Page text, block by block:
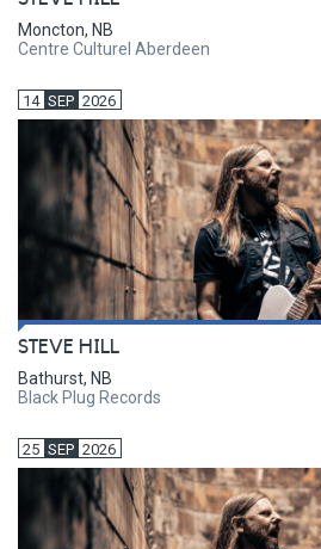
Moncton, NB
Centre Culturel Aberdeen
14 SEP 2026
STEVE HILL
Bathurst, NB
Black Plug Records
25 SEP 2026